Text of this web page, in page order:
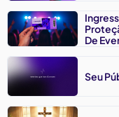
De
Seu